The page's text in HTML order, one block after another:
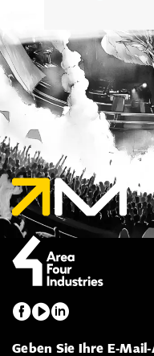
Geben Sie Ihre E-